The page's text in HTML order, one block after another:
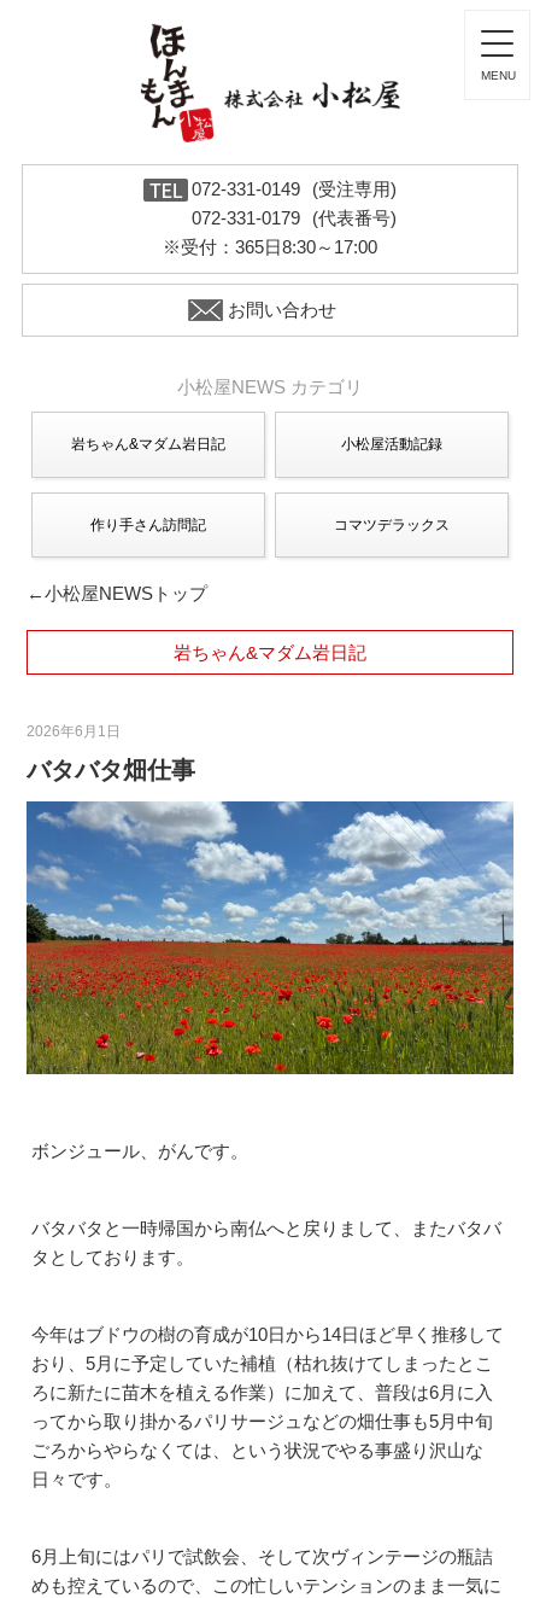
072-331-0149
(受注専用)
072-331-0179
(代表番号)
※受付：365日8:30～17:00
お問い合わせ
小松屋NEWS カテゴリ
岩ちゃん&マダム岩日記 小松屋活動記録
作り手さん訪問記 コマツデラックス
←小松屋NEWSトップ
岩ちゃん&マダム岩日記
2026年6月1日
バタバタ畑仕事
ボンジュール、がんです。
バタバタと一時帰国から南仏へと戻りまして、またバタバ
タとしております。
今年はブドウの樹の育成が10日から14日ほど早く推移して
おり、5月に予定していた補植（枯れ抜けてしまったとこ
ろに新たに苗木を植える作業）に加えて、普段は6月に入
ってから取り掛かるパリサージュなどの畑仕事も5月中旬
ごろからやらなくては、という状況でやる事盛り沢山な
日々です。
6月上旬にはパリで試飲会、そして次ヴィンテージの瓶詰
めも控えているので、この忙しいテンションのまま一気に